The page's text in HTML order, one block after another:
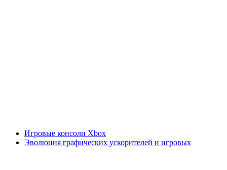
Игровые консоли Xbox
Эволюция графических ускорителей и игровых